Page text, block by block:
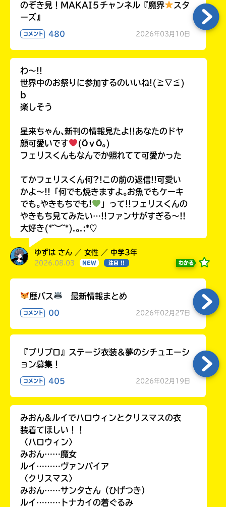
のぞき見！MAKAI５チャンネル『魔界
スタ
ーズ』
コメント 480 2026年03月10日
わ〜!!
世界中のお祭りに参加するのいいね!(≧∇≦)
b
楽しそう
星来ちゃん､新刊の情報見たよ!!あなたのドヤ
顔可愛いです
(ӦｖӦ｡)
フェリスくんもなんでか照れてて可愛かった
てかフェリスくん何?!この前の返信!!可愛い
かよ〜!!「何でも焼きますよ｡お魚でもケーキ
でも｡やきもちでも!
」って!!フェリスくんの
やきもち見てみたい…!!ファンサがすぎる〜!!
大好き(*˘︶˘*).｡.:*♡
ゆずは さん ／ 女性 ／ 中学3年
2026.08.03 NEW 注目 !! わかる
歴バス 最新情報まとめ
コメント 00 2026年02月27日
『プリプロ』ステージ衣装＆夢のシチュエーシ
ョン募集！
コメント 405 2026年02月19日
みおん&ルイでハロウィンとクリスマスの衣
装着てほしい！！
〈ハロウィン〉
みおん……魔女
ルイ………ヴァンパイア
〈クリスマス〉
みおん……サンタさん（ひげつき）
ルイ………トナカイの着ぐるみ